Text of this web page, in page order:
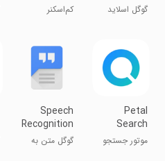
گوگل اسلاید
PDF maker
کم‌اسکنر
Petal
Search
موتور جستجو
Speech
Recognition
&
Synthesis
گوگل متن به